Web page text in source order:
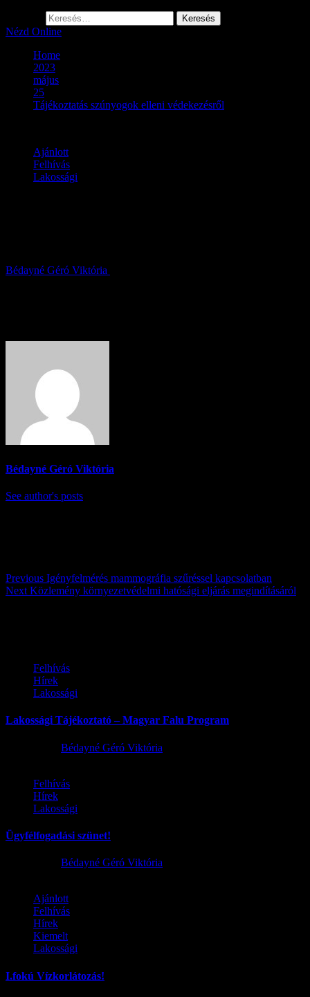
Nézd Online
Home
2023
május
25
Tájékoztatás szúnyogok elleni védekezésről
Ajánlott
Felhívás
Lakossági
Bédayné Géró Viktória
Bédayné Géró Viktória
See author's posts
Previous Igényfelmérés mammográfia szűréssel kapcsolatban
Next Közlemény környezetvédelmi hatósági eljárás megindításáról
Felhívás
Hírek
Lakossági
Lakossági Tájékoztató – Magyar Falu Program
Bédayné Géró Viktória
Felhívás
Hírek
Lakossági
Ügyfélfogadási szünet!
Bédayné Géró Viktória
Ajánlott
Felhívás
Hírek
Kiemelt
Lakossági
I.fokú Vízkorlátozás!